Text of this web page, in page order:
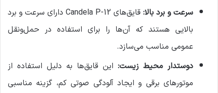
سرعت و برد بالا:
قایق‌های Candela P-12 دارای سرعت و برد
بالایی هستند که آن‌ها را برای استفاده در حمل‌ونقل
عمومی مناسب می‌سازد.
دوستدار محیط زیست: این قایق‌ها به دلیل استفاده از
موتورهای برقی و ایجاد آلودگی صوتی کم، گزینه مناسبی